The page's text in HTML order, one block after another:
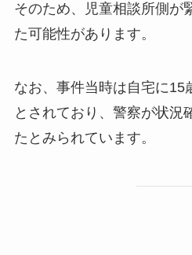
そのため、児童相談所側が
た可能性があります。
なお、事件当時は自宅に15
とされており、警察が状況
たとみられています。